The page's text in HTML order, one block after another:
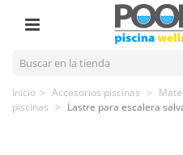
Inicio > Accesorios piscinas >
piscinas > Lastre para escalera